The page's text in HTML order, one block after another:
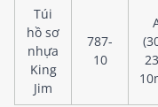
Túi
hồ sơ
nhựa
King
Jim
787-
10